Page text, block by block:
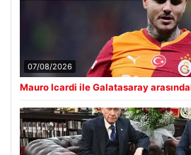
07/08/2026
Mauro Icardi ile Galatasaray